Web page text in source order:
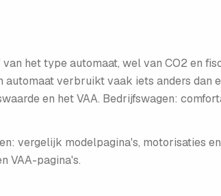
het type automaat, wel van CO2 en
verbruikt vaak iets anders dan
en het VAA. Bedrijfswagen:
vergelijk modelpagina's, motorisaties
VAA-pagina's.